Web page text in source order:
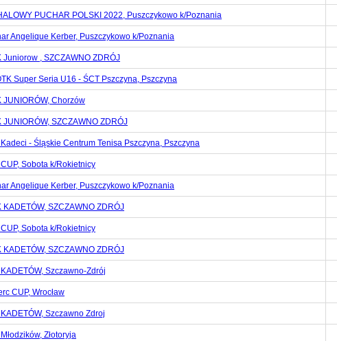
PUCHAR POLSKI 2022, Puszczykowo k/Poznania
Angelique Kerber, Puszczykowo k/Poznania
Juniorow , SZCZAWNO ZDRÓJ
Super Seria U16 - ŚCT Pszczyna, Pszczyna
JUNIORÓW, Chorzów
JUNIORÓW, SZCZAWNO ZDRÓJ
Kadeci - Śląskie Centrum Tenisa Pszczyna, Pszczyna
Sobota k/Rokietnicy
Angelique Kerber, Puszczykowo k/Poznania
KADETÓW, SZCZAWNO ZDRÓJ
Sobota k/Rokietnicy
KADETÓW, SZCZAWNO ZDRÓJ
Szczawno-Zdrój
CUP, Wrocław
Szczawno Zdroj
Złotoryja